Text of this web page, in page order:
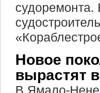
судоремонта.
Новое
вырастят
В Ямало-